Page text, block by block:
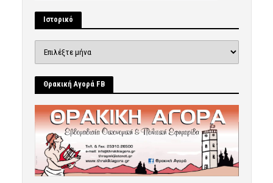
Ιστορικό
Θρακική Αγορά FB